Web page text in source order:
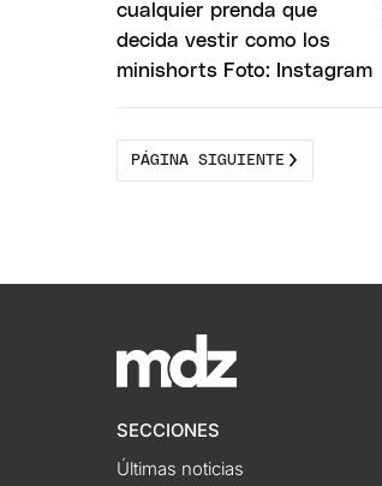
PÁGINA SIGUIENTE
SECCIONES
Últimas noticias